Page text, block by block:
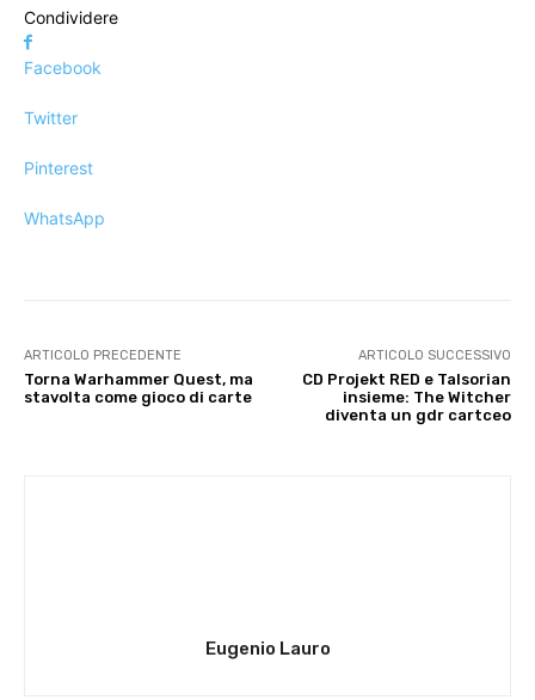
Condividere
Facebook
Twitter
Pinterest
WhatsApp
ARTICOLO PRECEDENTE
Torna Warhammer Quest, ma
stavolta come gioco di carte
ARTICOLO SUCCESSIVO
CD Projekt RED e Talsorian
insieme: The Witcher
diventa un gdr cartceo
Eugenio Lauro